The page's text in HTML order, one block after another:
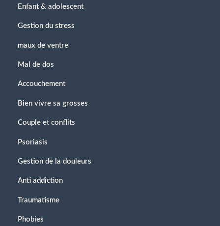
Enfant & adolescent
Gestion du stress
maux de ventre
Mal de dos
Accouchement
Bien vivre sa grosses
Couple et conflits
Psoriasis
Gestion de la douleurs
Anti addiction
Traumatisme
Phobies